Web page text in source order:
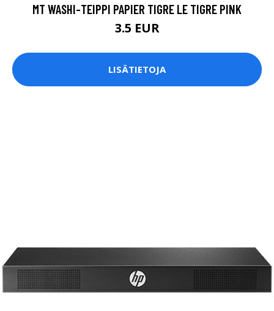
MT WASHI-TEIPPI PAPIER TIGRE LE TIGRE PINK
3.5 EUR
LISÄTIETOJA